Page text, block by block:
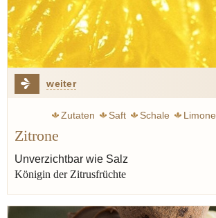
weiter
Zutaten Saft Schale Limone
Spanien
Zitrone
Unverzichtbar wie Salz
Königin der Zitrusfrüchte